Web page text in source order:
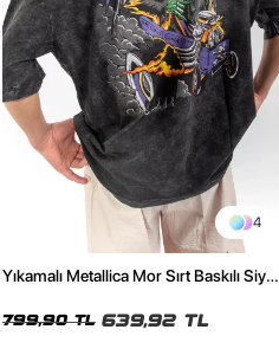
4
Yıkamalı Metallica Mor Sırt Baskılı Siyah
799,90 TL 639,92 TL